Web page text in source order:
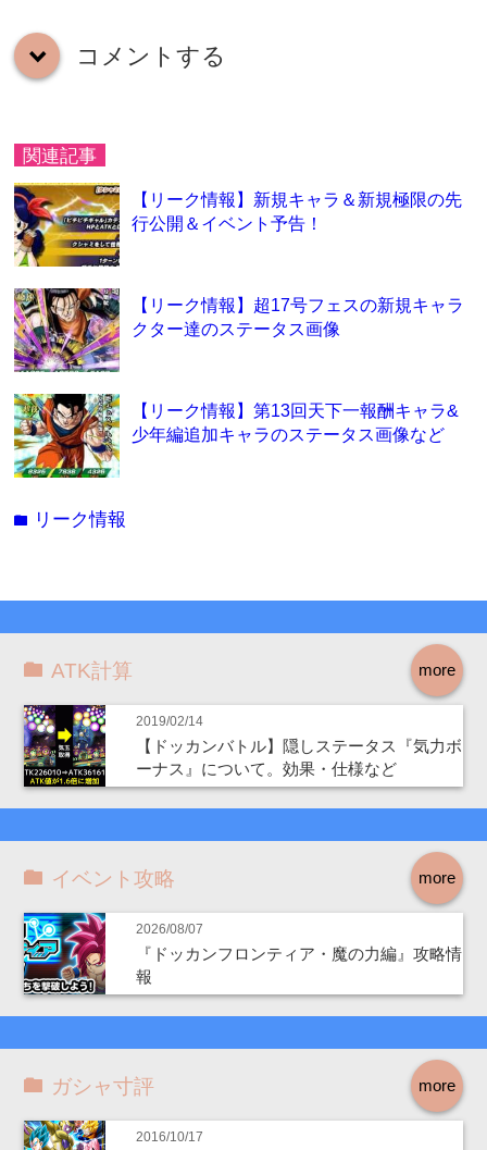
down コメントする
関連記事
【リーク情報】新規キャラ＆新規極限の先
行公開＆イベント予告！
【リーク情報】超17号フェスの新規キャラ
クター達のステータス画像
【リーク情報】第13回天下一報酬キャラ&
少年編追加キャラのステータス画像など
folder リーク情報
more
ATK計算
2019/02/14
【ドッカンバトル】隠しステータス『気力ボ
ーナス』について。効果・仕様など
more
イベント攻略
2026/08/07
『ドッカンフロンティア・魔の力編』攻略情
報
more
ガシャ寸評
2016/10/17